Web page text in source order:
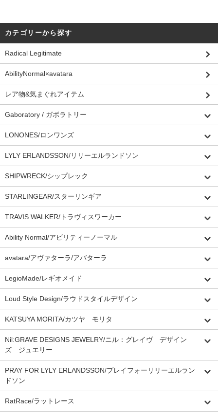
カテゴリーから探す
Radical Legitimate
AbilityNormal×avatara
レア物&気まぐれアイテム
Gaboratory / ガボラトリー
LONONES/ロンワンズ
LYLY ERLANDSSON/リリーエルランドソン
SHIPWRECK/シップレック
STARLINGEAR/スターリンギア
TRAVIS WALKER/トラヴィスワーカー
Ability Normal/アビリティーノーマル
avatara/アヴァターラ/アバターラ
LegioMade/レギオメイド
Loud Style Design/ラウドスタイルデザイン
KATSUYA MORITA/カツヤ モリタ
Nil:GRAVE DESIGNS JEWELRY/ニル：グレイヴ デザイン
ズ ジュエリー
PRAY FOR LYLY ERLANDSSON/プレイフォーリリーエルラン
ドソン
RatRace/ラットレース